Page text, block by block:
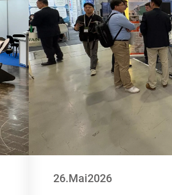
26.Mai2026